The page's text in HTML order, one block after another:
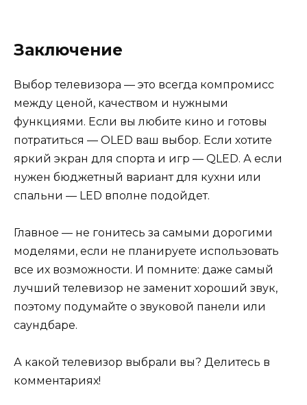
Заключение
Выбор телевизора — это всегда компромисс
между ценой, качеством и нужными
функциями. Если вы любите кино и готовы
потратиться — OLED ваш выбор. Если хотите
яркий экран для спорта и игр — QLED. А если
нужен бюджетный вариант для кухни или
спальни — LED вполне подойдет.
Главное — не гонитесь за самыми дорогими
моделями, если не планируете использовать
все их возможности. И помните: даже самый
лучший телевизор не заменит хороший звук,
поэтому подумайте о звуковой панели или
саундбаре.
А какой телевизор выбрали вы? Делитесь в
комментариях!